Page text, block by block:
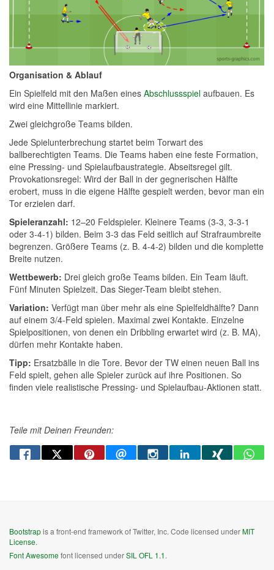
Organisation & Ablauf
Ein Spielfeld mit den Maßen eines Abschlussspiel aufbauen. Es
wird eine Mittellinie markiert.
Zwei gleichgroße Teams bilden.
Jede Spielunterbrechung startet beim Torwart des
ballberechtigten Teams. Die Teams haben eine feste Formation,
eine Pressing- und Spielaufbaustrategie. Abseitsregel gilt.
Provokationsregel: Wird der Ball in der gegnerischen Hälfte
erobert, muss in die eigene Hälfte gespielt werden, bevor man ein
Tor erzielen darf.
Spieleranzahl: 12–20 Feldspieler. Kleinere Teams (3-3, 3-3-1
oder 3-4-1) bilden. Beim 3-3 das Feld seitlich auf Strafraumbreite
begrenzen. Größere Teams (z. B. 4-4-2) bilden und die komplette
Breite nutzen.
Wettbewerb: Drei gleich große Teams bilden. Ein Team läuft.
Fünf Minuten Spielzeit. Das Sieger-Team bleibt stehen.
Variation: Verfügt man über mehr als eine Spielfeldhälfte? Dann
auf einem 3/4-Feld spielen. Maximal zwei Kontakte. Einzelne
Spielpositionen, von denen ein Dribbling erwartet wird (z. B. MA),
dürfen mehr Kontakte haben.
Tipp: Ersatzbälle in die Tore. Bevor der TW einen neuen Ball ins
Feld spielt, gehen alle Spieler zurück auf ihre Positionen. So
finden viele realistische Pressing- und Spielaufbau-Aktionen statt.
Teile mit Deinen Freunden:
Bootstrapis a front-end framework of Twitter, Inc. Code licensed underMIT
License.
Font Awesomefont licensed underSIL OFL 1.1.